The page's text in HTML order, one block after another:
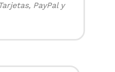
PayPal y